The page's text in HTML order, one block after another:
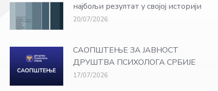
најбољи резултат у својој историји
20/07/2026
САОПШТЕЊЕ ЗА ЈАВНОСТ
ДРУШТВА ПСИХОЛОГА СРБИЈЕ
17/07/2026